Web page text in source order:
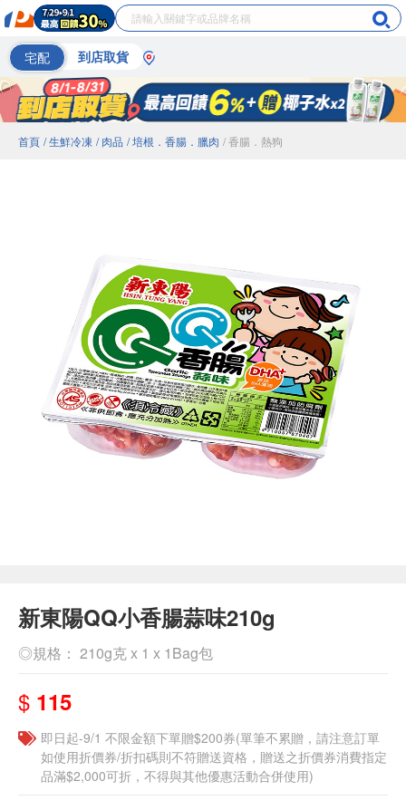
宅配 到店取貨
首頁 / 生鮮冷凍 / 肉品 / 培根．香腸．臘肉 / 香腸．熱狗
新東陽QQ小香腸蒜味210g
◎規格： 210g克 x 1 x 1Bag包
$ 115
即日起-9/1 不限金額下單贈$200券(單筆不累贈，請注意訂單
如使用折價券/折扣碼則不符贈送資格，贈送之折價券消費指定
品滿$2,000可折，不得與其他優惠活動合併使用)